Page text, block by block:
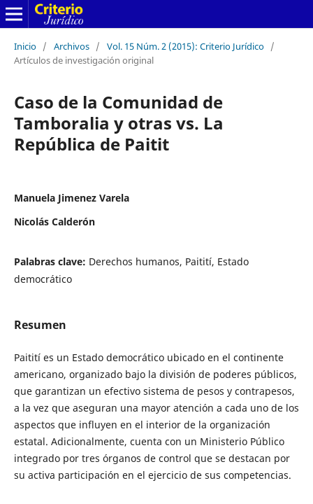
Inicio / Archivos / Vol. 15 Núm. 2 (2015): Criterio Jurídico /
Artículos de investigación original
Caso de la Comunidad de
Tamboralia y otras vs. La
República de Paitit
Manuela Jimenez Varela
Nicolás Calderón
Palabras clave: Derechos humanos, Paitití, Estado
democrático
Resumen
Paitití es un Estado democrático ubicado en el continente
americano, organizado bajo la división de poderes públicos,
que garantizan un efectivo sistema de pesos y contrapesos,
a la vez que aseguran una mayor atención a cada uno de los
aspectos que influyen en el interior de la organización
estatal. Adicionalmente, cuenta con un Ministerio Público
integrado por tres órganos de control que se destacan por
su activa participación en el ejercicio de sus competencias.